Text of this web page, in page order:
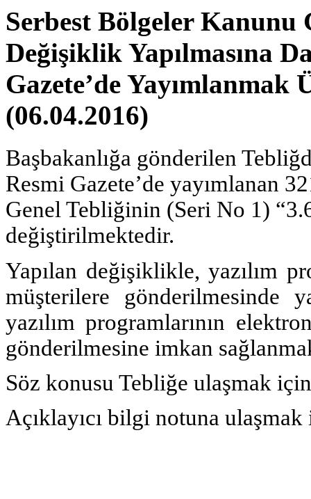
Serbest Bölgeler Kanunu
Değişiklik Yapılmasına
Gazete’de Yayımlanmak
(06.04.2016)
Başbakanlığa gönderilen
Resmi Gazete’de yayımlanan
Genel Tebliğinin (Seri No 1)
değiştirilmektedir.
Yapılan değişiklikle, yazılım
müşterilere gönderilmesinde
yazılım programlarının
gönderilmesine imkan
Söz konusu Tebliğe ulaşmak
Açıklayıcı bilgi notuna